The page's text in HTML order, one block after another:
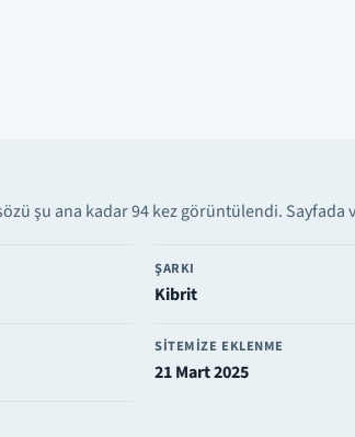
şu ana kadar 94 kez görüntülendi.
ŞARKI
Kibrit
SITEMIZE EKLENME
21 Mart 2025